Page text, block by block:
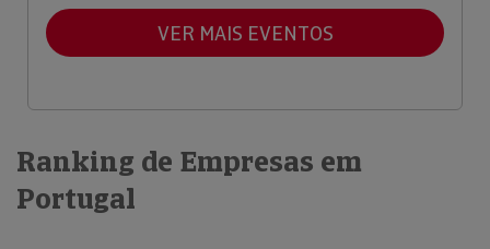
VER MAIS EVENTOS
Ranking de Empresas em
Portugal